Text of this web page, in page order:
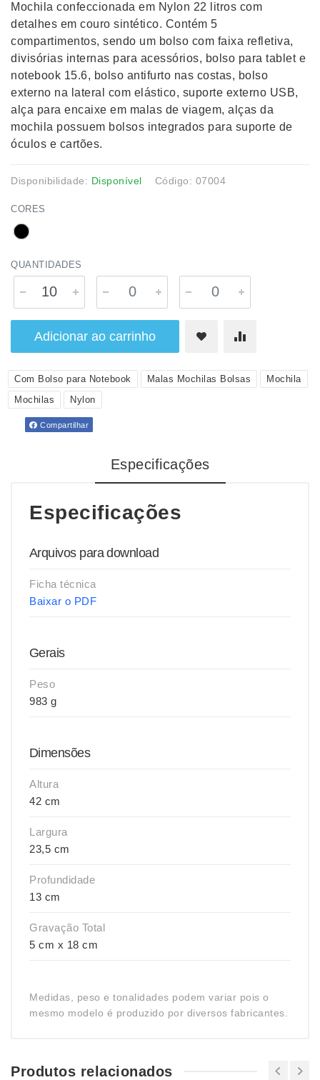
Mochila confeccionada em Nylon 22 litros com
detalhes em couro sintético. Contém 5
compartimentos, sendo um bolso com faixa refletiva,
divisórias internas para acessórios, bolso para tablet e
notebook 15.6, bolso antifurto nas costas, bolso
externo na lateral com elástico, suporte externo USB,
alça para encaixe em malas de viagem, alças da
mochila possuem bolsos integrados para suporte de
óculos e cartões.
Disponibilidade: Disponível Código: 07004
CORES
QUANTIDADES
Adicionar ao carrinho
Com Bolso para Notebook Malas Mochilas Bolsas
Mochila
Mochilas
Nylon
Compartilhar
Especificações
Especificações
Arquivos para download
Ficha técnica
Baixar o PDF
Gerais
Peso
983 g
Dimensões
Altura
42 cm
Largura
23,5 cm
Profundidade
13 cm
Gravação Total
5 cm x 18 cm
Medidas, peso e tonalidades podem variar pois o
mesmo modelo é produzido por diversos fabricantes.
Produtos relacionados